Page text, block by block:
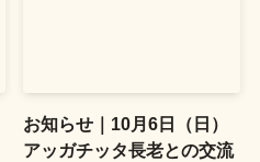
お知らせ｜10月6日（日）
アッガチッタ長老との交流